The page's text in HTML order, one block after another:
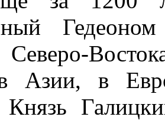
Северо-
в Азии, в